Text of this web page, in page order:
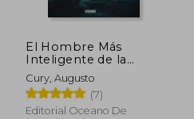
El Hombre Más
Inteligente de la
Historia
Cury, Augusto
(7)
Editorial Oceano De